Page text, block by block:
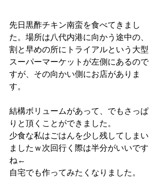
先日黒酢チキン南蛮を食べてきまし
た。場所は八代内港に向かう途中の、
割と早めの所にトライアルという大型
スーパーマーケットが左側にあるので
すが、その向かい側にお店がありま
す。
結構ボリュームがあって、でもさっぱ
りと頂くことができました。
少食な私はごはんを少し残してしまい
ましたｗ次回行く際は半分がいいです
ね←
自宅でも作ってみたくなりました。